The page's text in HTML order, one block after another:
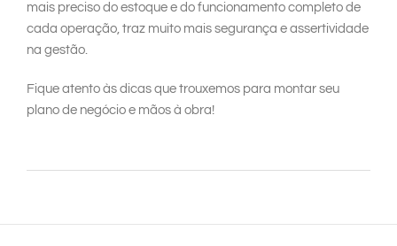
mais preciso do estoque e do funcionamento completo de
cada operação, traz muito mais segurança e assertividade
na gestão.
Fique atento às dicas que trouxemos para montar seu
plano de negócio e mãos à obra!